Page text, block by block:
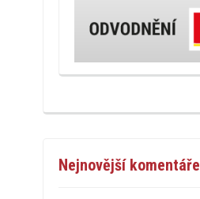
Nejnovější komentáře